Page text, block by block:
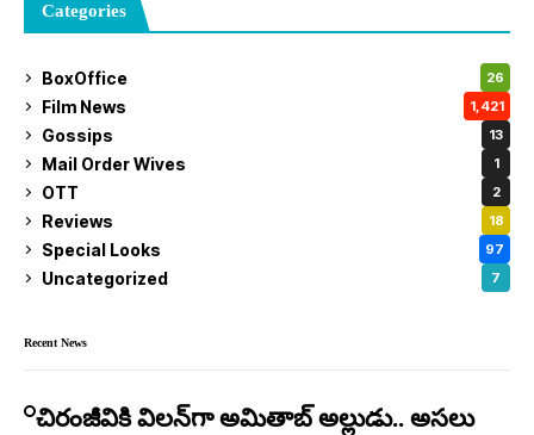
Categories
BoxOffice 26
Film News 1,421
Gossips 13
Mail Order Wives 1
OTT 2
Reviews 18
Special Looks 97
Uncategorized 7
Recent News
చిరంజీవికి విలన్‌గా అమితాబ్ అల్లుడు.. అసలు